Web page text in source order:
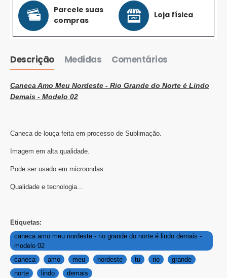
Parcele suas
compras
Loja física
Descrição Medidas Comentários
Caneca Amo Meu Nordeste - Rio Grande do Norte é Lindo
Demais - Modelo 02
Caneca de louça feita em processo de Sublimação.
Imagem em alta qualidade.
Pode ser usado em microondas
Qualidade e tecnologia...
Etiquetas:
caneca amo meu nordeste - rio grande do norte é lindo demais -
modelo 02
caneca
amo meu nordeste tu rio
grande
norte
lindo demais